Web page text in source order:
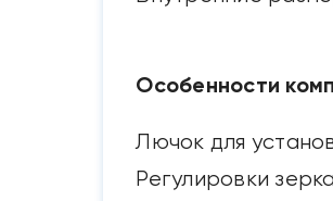
Особенности
Лючок для
Регулировки